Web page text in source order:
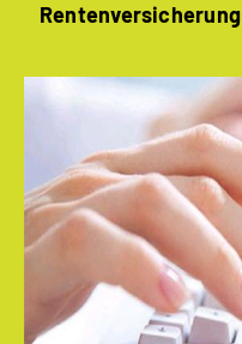
Rentenversicherung